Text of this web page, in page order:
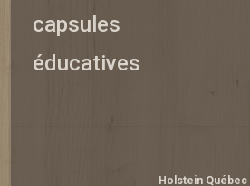
capsules
éducatives
Holstein Québec